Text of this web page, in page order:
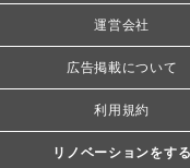
運営会社
広告掲載について
利用規約
リノベーションをする